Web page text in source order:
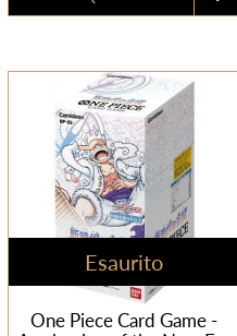
Esaurito
One Piece Card Game -